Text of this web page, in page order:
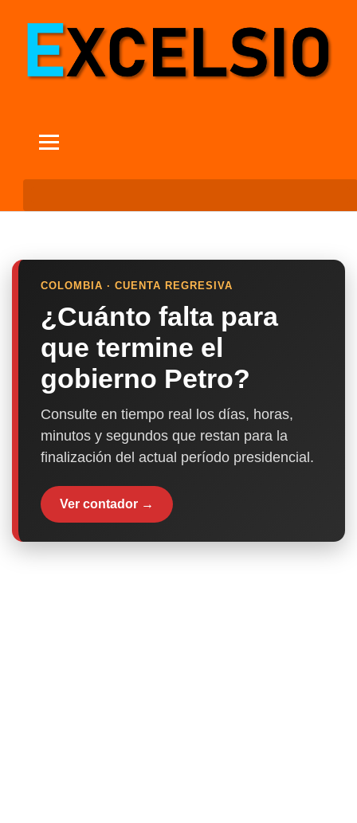
COLOMBIA · CUENTA REGRESIVA
¿Cuánto falta para
que termine el
gobierno Petro?
Consulte en tiempo real los días, horas,
minutos y segundos que restan para la
finalización del actual período presidencial.
Ver contador →